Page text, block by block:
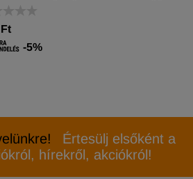
-5%
Értesülj elsőként a
hírekről, akciókról!